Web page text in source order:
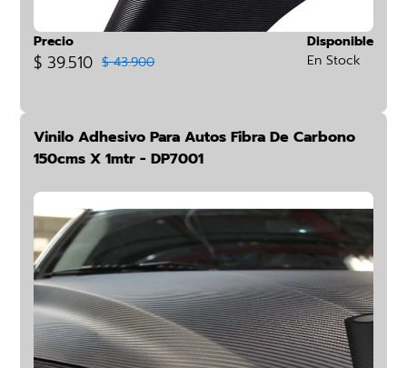
Precio
$ 39.510 $ 43.900
Disponible
En Stock
Vinilo Adhesivo Para Autos Fibra De Carbono
150cms X 1mtr - DP7001